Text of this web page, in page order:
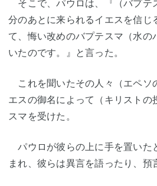
そこで、パウロは、『（バプテ
分のあとに来られるイエスを信じ
て、悔い改めのバプテスマ（水の
いたのです。』と言った。
これを聞いたその人々（エペソ
エスの御名によって（キリストの
スマを受けた。
パウロが彼らの上に手を置いた
まれ、彼らは異言を語ったり、預